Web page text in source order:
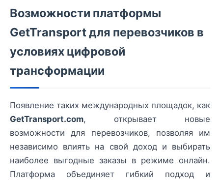
Возможности платформы
GetTransport для перевозчиков в
условиях цифровой
трансформации
Появление таких международных площадок, как
GetTransport.com, открывает новые
возможности для перевозчиков, позволяя им
независимо влиять на свой доход и выбирать
наиболее выгодные заказы в режиме онлайн.
Платформа объединяет гибкий подход и